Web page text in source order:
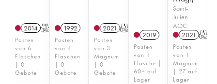
2014 T
Posten
von 6
Flaschen
| 0
Gebote
1992
Posten
von 4
Flaschen
| 0
Gebote
2021 T
Posten
von 3
Magnum
| 0
Gebote
2019
Posten
von 1
Flasche |
60+ auf
Lager
Saint-
Julien
AOC
2021 T
Posten
von 1
Magnum
| 27 auf
Lager